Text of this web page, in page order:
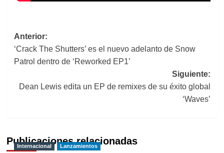
Navegación
de
Anterior:
‘Crack The Shutters’ es el nuevo adelanto de Snow
Patrol dentro de ‘Reworked EP1’
Siguiente:
Dean Lewis edita un EP de remixes de su éxito global
‘Waves’
Publicaciones relacionadas
Internacional Lanzamientos